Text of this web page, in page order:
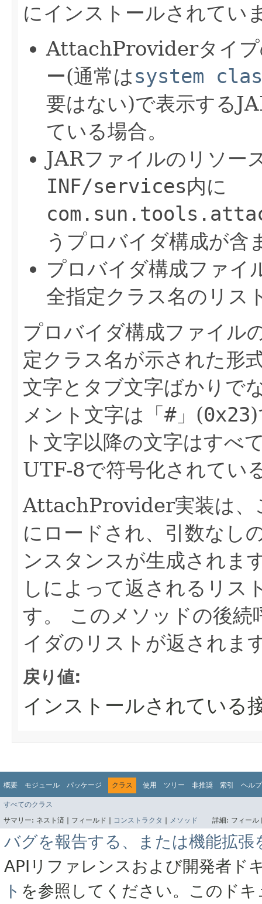
にインストールされてい
AttachProviderタイプ
ー(通常はsystem
要はない)で表示する
ている場合。
JARファイルのリソー
INF/services内に
うプロバイダ構成が含
プロバイダ構成ファ
全指定クラス名のリス
プロバイダ構成ファイル
定クラス名が示された形
文字とタブ文字ばかりで
メント文字は 「#」 (0x23
ト文字以降の文字はすべ
UTF-8で符号化されてい
AttachProvider実装は、
にロードされ、引数なし
ンスタンスが生成されま
しによって返されるリス
す。
このメソッドの後
イダのリストが返されま
戻り値:
インストールされている
概要 モジュール パッケージ クラス 使用 ツリー 非推奨 索引 ヘルプ
すべてのクラス
サマリー: ネスト済 | フィールド | コンストラクタ メソッド 詳細: フィー
バグを報告する、または機能拡張
APIリファレンスおよび開発者ド
ト を参照してください。このド